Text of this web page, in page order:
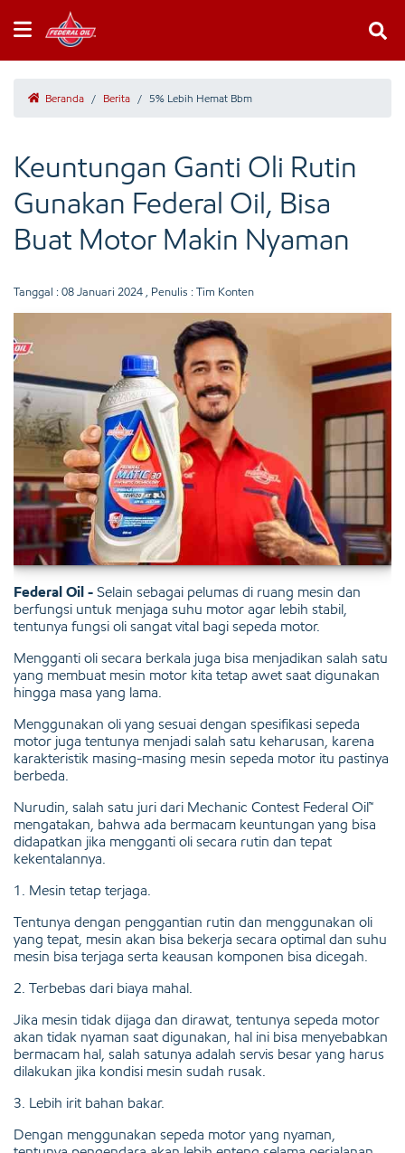
Beranda / Berita / 5% Lebih Hemat Bbm
Keuntungan Ganti Oli Rutin
Gunakan Federal Oil, Bisa
Buat Motor Makin Nyaman
Tanggal : 08 Januari 2024 , Penulis : Tim Konten
Federal Oil - Selain sebagai pelumas di ruang mesin dan
berfungsi untuk menjaga suhu motor agar lebih stabil,
tentunya fungsi oli sangat vital bagi sepeda motor.
Mengganti oli secara berkala juga bisa menjadikan salah satu
yang membuat mesin motor kita tetap awet saat digunakan
hingga masa yang lama.
Menggunakan oli yang sesuai dengan spesifikasi sepeda
motor juga tentunya menjadi salah satu keharusan, karena
karakteristik masing-masing mesin sepeda motor itu pastinya
berbeda.
Nurudin, salah satu juri dari Mechanic Contest Federal Oil™
mengatakan, bahwa ada bermacam keuntungan yang bisa
didapatkan jika mengganti oli secara rutin dan tepat
kekentalannya.
1. Mesin tetap terjaga.
Tentunya dengan penggantian rutin dan menggunakan oli
yang tepat, mesin akan bisa bekerja secara optimal dan suhu
mesin bisa terjaga serta keausan komponen bisa dicegah.
2. Terbebas dari biaya mahal.
Jika mesin tidak dijaga dan dirawat, tentunya sepeda motor
akan tidak nyaman saat digunakan, hal ini bisa menyebabkan
bermacam hal, salah satunya adalah servis besar yang harus
dilakukan jika kondisi mesin sudah rusak.
3. Lebih irit bahan bakar.
Dengan menggunakan sepeda motor yang nyaman,